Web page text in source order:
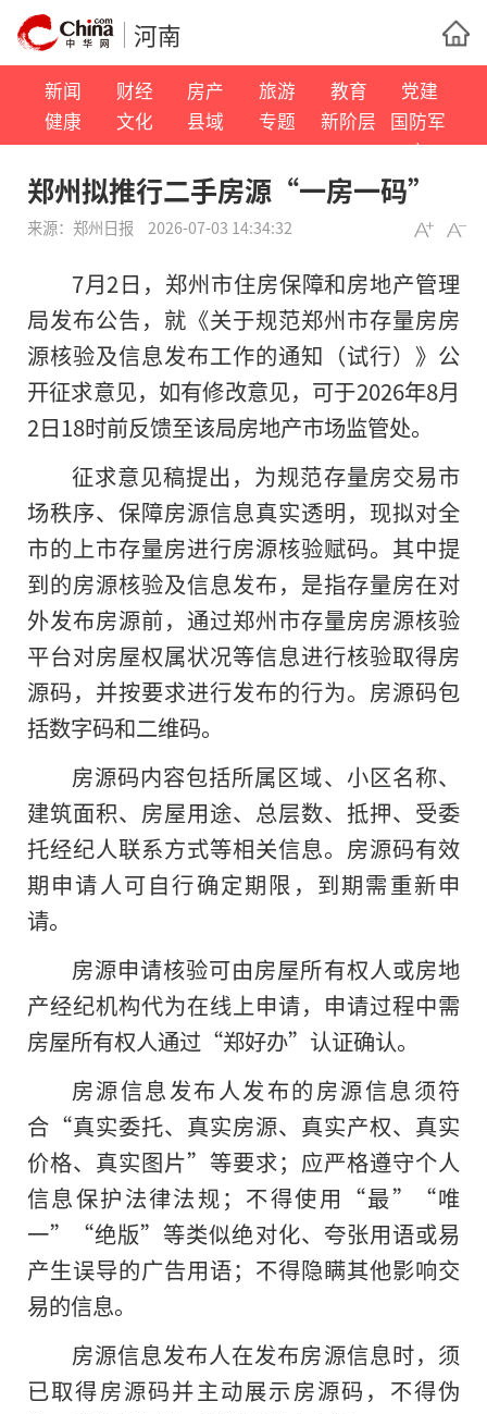
河南
新闻 财经 房产 旅游 教育
党建
健康
文化 县域 专题 新阶层
国防军
事
郑州拟推行二手房源“一房一码”
来源： 郑州日报 2026-07-03 14:34:32
7月2日，郑州市住房保障和房地产管理
局发布公告，就《关于规范郑州市存量房房
源核验及信息发布工作的通知（试行）》公
开征求意见，如有修改意见，可于2026年8月
2日18时前反馈至该局房地产市场监管处。
征求意见稿提出，为规范存量房交易市
场秩序、保障房源信息真实透明，现拟对全
市的上市存量房进行房源核验赋码。其中提
到的房源核验及信息发布，是指存量房在对
外发布房源前，通过郑州市存量房房源核验
平台对房屋权属状况等信息进行核验取得房
源码，并按要求进行发布的行为。房源码包
括数字码和二维码。
房源码内容包括所属区域、小区名称、
建筑面积、房屋用途、总层数、抵押、受委
托经纪人联系方式等相关信息。房源码有效
期申请人可自行确定期限，到期需重新申
请。
房源申请核验可由房屋所有权人或房地
产经纪机构代为在线上申请，申请过程中需
房屋所有权人通过“郑好办”认证确认。
房源信息发布人发布的房源信息须符
合“真实委托、真实房源、真实产权、真实
价格、真实图片”等要求；应严格遵守个人
信息保护法律法规；不得使用“最”“唯
一”“绝版”等类似绝对化、夸张用语或易
产生误导的广告用语；不得隐瞒其他影响交
易的信息。
房源信息发布人在发布房源信息时，须
已取得房源码并主动展示房源码，不得伪